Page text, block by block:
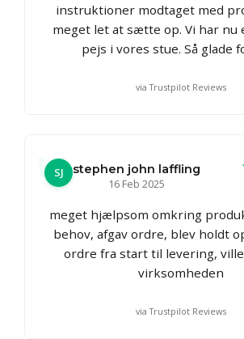
instruktioner modtaget med
meget let at sætte op. Vi har nu
pejs i vores stue. Så glade
via Trustpilot Reviews
SJ
stephen john laffling
16 Feb 2025
meget hjælpsom omkring
behov, afgav ordre, blev holdt
ordre fra start til levering,
virksomheden
via Trustpilot Reviews